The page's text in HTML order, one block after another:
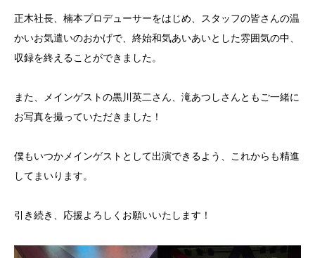
正木社長、楠本プロデューサーをはじめ、スタッフの皆さんの温
かいお気遣いのおかげで、終始和気あいあいとした雰囲気の中、
収録を終えることができました。
また、メインゲストの黒川英二さん、滝あつしさんともご一緒に
お写真を撮っていただきました！
僕もいつかメインゲストとして出演できるよう、これからも精進
してまいります。
引き続き、応援よろしくお願いいたします！